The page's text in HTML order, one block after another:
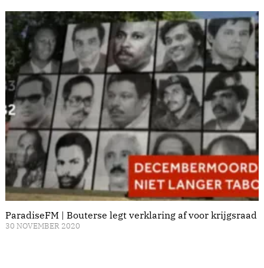
ParadiseFM | Bouterse legt verklaring af voor krijgsraad
30 NOVEMBER 2020